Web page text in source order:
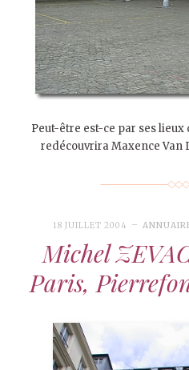
Peut-être est-ce par ses lieux
redécouvrira Maxence Van
18 JUILLET 2004
Michel
Paris,